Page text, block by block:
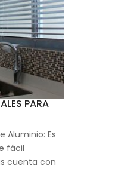
PARA
Aluminio: Es
fácil
cuenta con